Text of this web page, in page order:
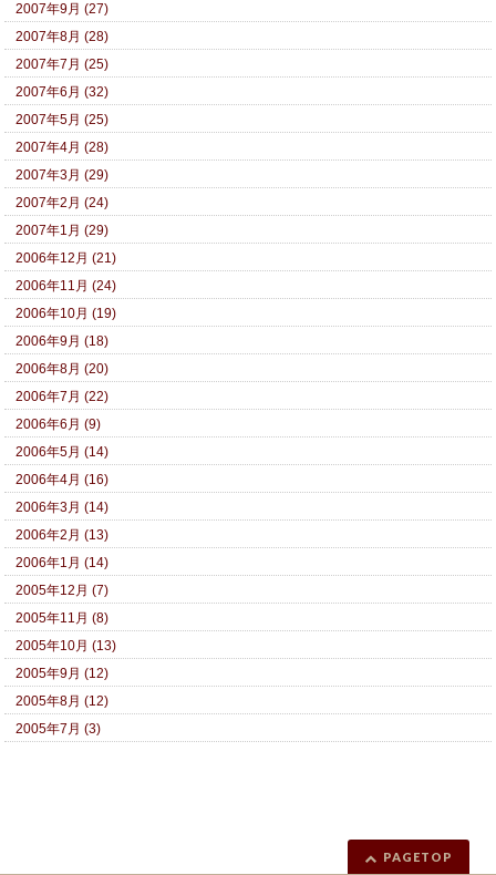
2007年9月 (27)
2007年8月 (28)
2007年7月 (25)
2007年6月 (32)
2007年5月 (25)
2007年4月 (28)
2007年3月 (29)
2007年2月 (24)
2007年1月 (29)
2006年12月 (21)
2006年11月 (24)
2006年10月 (19)
2006年9月 (18)
2006年8月 (20)
2006年7月 (22)
2006年6月 (9)
2006年5月 (14)
2006年4月 (16)
2006年3月 (14)
2006年2月 (13)
2006年1月 (14)
2005年12月 (7)
2005年11月 (8)
2005年10月 (13)
2005年9月 (12)
2005年8月 (12)
2005年7月 (3)
PAGETOP